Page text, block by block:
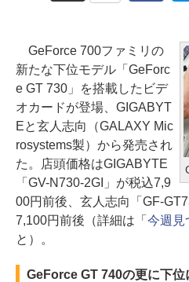
GeForce 700ファミリの
新たな下位モデル「GeForc
e GT 730」を搭載したビデ
オカードが登場、GIGABYT
Eと玄人志向（GALAXY Mic
rosystems製）から発売され
た。店頭価格はGIGABYTE
「GV-N730-2GI」が税込7,9
00円前後、玄人志向「GF-
7,100円前後（詳細は「 今週見
と）。
GeForce GT 740の更に下位